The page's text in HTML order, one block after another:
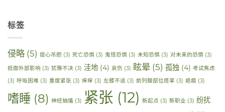
标签
侵略 (5) 提心吊胆 (3) 死亡恐惧 (3) 鬼怪恐惧 (3) 未知恐惧 (3) 对未来的恐惧 (3)
抵御外部影响 (3) 犹豫不决 (3) 洼地 (4) 哀伤 (3) 眩晕 (5) 孤独 (4) 考试焦虑
(3) 呼吸困难 (3) 重度紧张 (3) 痒痒 (3) 左膝不适 (3) 前列腺部位痉挛 (3) 疤痕 (3)
嗜睡 (8) 神经抽搐 (3) 紧张 (12) 新起点 (3) 新职业 (3) 纷扰